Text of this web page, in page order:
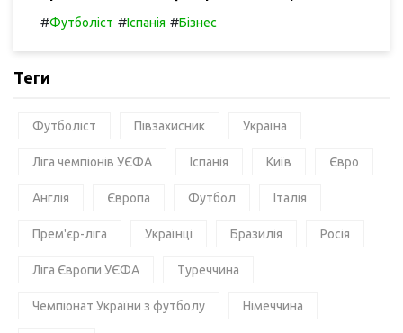
#Футболіст #Іспанія #Бізнес
Теги
Футболіст Півзахисник Україна
Ліга чемпіонів УЄФА Іспанія Київ Євро
Англія Європа Футбол Італія
Прем'єр-ліга Українці Бразилія Росія
Ліга Європи УЄФА Туреччина
Чемпіонат України з футболу Німеччина